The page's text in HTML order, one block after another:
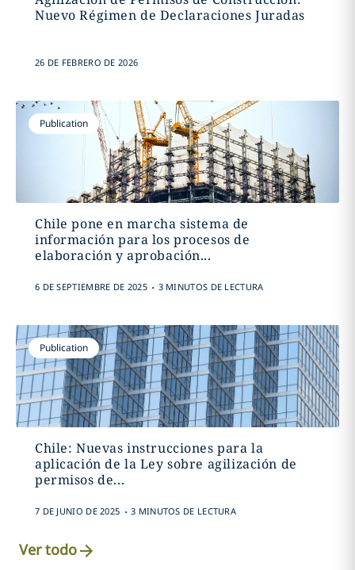
Nuevo Régimen de Declaraciones Juradas
26 DE FEBRERO DE 2026
Publication
Chile pone en marcha sistema de
información para los procesos de
elaboración y aprobación...
6 DE SEPTIEMBRE DE 2025 . 3 MINUTOS DE LECTURA
Publication
Chile: Nuevas instrucciones para la
aplicación de la Ley sobre agilización de
permisos de...
7 DE JUNIO DE 2025 . 3 MINUTOS DE LECTURA
Ver todo